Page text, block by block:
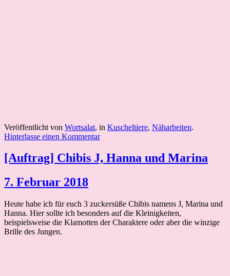
Veröffentlicht von Wortsalat, in Kuscheltiere, Näharbeiten.
Hinterlasse einen Kommentar
[Auftrag] Chibis J, Hanna und Marina
7. Februar 2018
Heute habe ich für euch 3 zuckersüße Chibis namens J, Marina und
Hanna. Hier sollte ich besonders auf die Kleinigkeiten,
beispielsweise die Klamotten der Charaktere oder aber die winzige
Brille des Jungen.